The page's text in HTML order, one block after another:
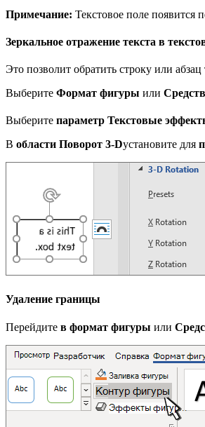
Примечание: Текстовое поле появится
Зеркальное отражение текста в
Это позволит обратить строку или абзац
Выберите Формат фигуры или
Выберите параметр Текстовые
В области Поворот 3-Dустановите для
Удаление границы
Перейдите в формат фигуры или